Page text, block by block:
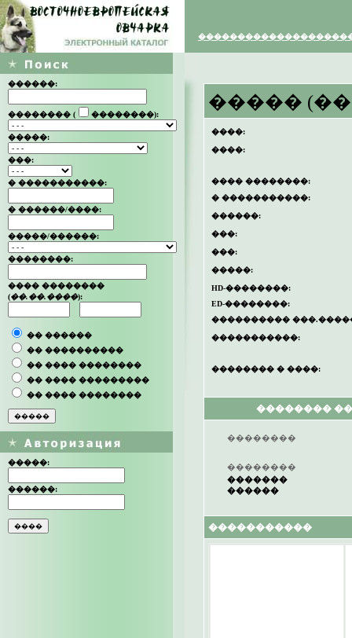
����������������
������:
�������� ( ��������):
�����:
���:
� �����������:
� ������/����:
�����/������:
��������:
���� ��������
(��.��.����):
�� ������
�� ����������
�� ���� ��������
�� ���� ���������
�� ���� ��������
�����:
������:
�����
����:
����:
���� ��������:
� �����������:
������:
���:
���:
�����:
HD-��������:
ED-��������:
����������
�����������:
�������� � ����:
��������
��������
��������
�������
������
�����������